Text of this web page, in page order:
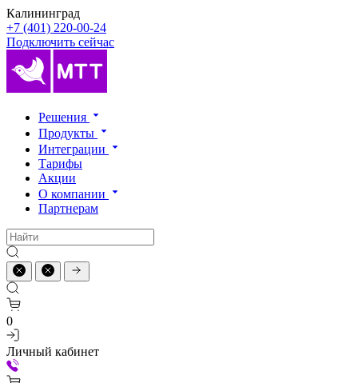
Калининград
+7 (401) 220-00-24
Подключить сейчас
Решения
Продукты
Интеграции
Тарифы
Акции
О компании
Партнерам
0
Личный кабинет